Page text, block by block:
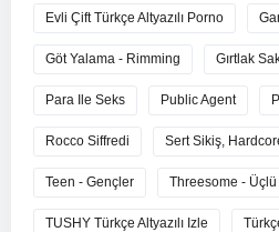
Evli Çift Türkçe Altyazılı Porno
Göt Yalama - Rimming Gırtlak
Para Ile Seks Public Agent
Rocco Siffredi Sert Sikiş,
Teen - Gençler Threesome - Üçlü
TUSHY Türkçe Altyazılı Izle